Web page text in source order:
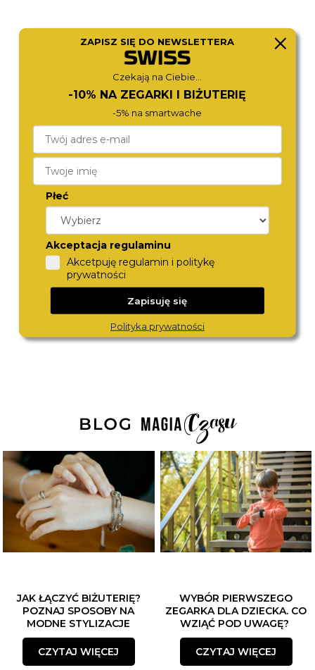
DZ4308
1 290,-
512833 41 55 20
1 280,-
DIESEL
1 290,-
TOMMY HILFIGER
1 290,-
JAK ŁĄCZYĆ BIŻUTERIĘ?
POZNAJ SPOSOBY NA
MODNE STYLIZACJE
CZYTAJ WIĘCEJ
WYBÓR PIERWSZEGO
ZEGARKA DLA DZIECKA. CO
WZIĄĆ POD UWAGĘ?
CZYTAJ WIĘCEJ
ZAPISZ SIĘ DO NEWSLETTERA
Czekają na Ciebie...
-10% NA ZEGARKI I BIŻUTERIĘ
-5% na smartwache
Płeć
Akceptacja regulaminu
Akcetpuję regulamin i politykę
prywatności
Zapisuję się
Polityka prywatności